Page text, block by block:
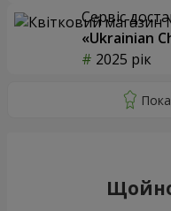
Сервіс
«Ukrainian
2025 рік